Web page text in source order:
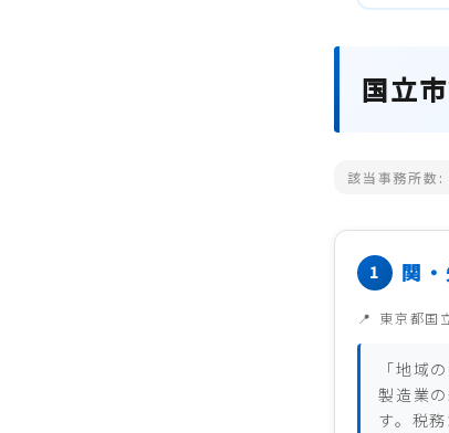
国立
該当事務所数:
関
東京都国
「地域
製造業
す。税